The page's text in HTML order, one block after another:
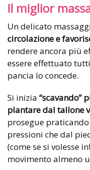
Il miglior
Un delicato
circolazione e
rendere ancora più
essere effettuato
pancia lo concede.
Si inizia “scavando”
plantare dal tallone
prosegue
pressioni che dal
(come se si volesse
movimento almeno